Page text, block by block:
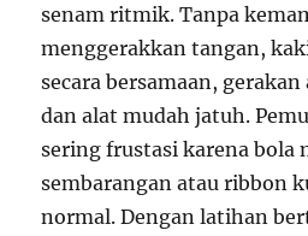
senam ritmik. Tanpa
menggerakkan tangan,
secara bersamaan,
dan alat mudah jatuh.
sering frustasi karena bola
sembarangan atau ribbon
normal. Dengan latihan